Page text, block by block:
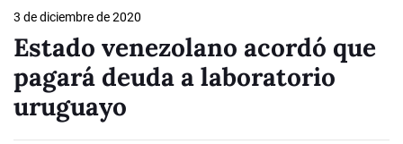
3 de diciembre de 2020
Estado venezolano acordó que
pagará deuda a laboratorio
uruguayo